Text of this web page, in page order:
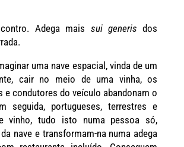
Adega mais sui generis dos
uma nave espacial, vinda de um
cair no meio de uma vinha, os
e condutores do veículo abandonam o
seguida, portugueses, terrestres e
vinho, tudo isto numa pessoa só,
nave e transformam-na numa adega